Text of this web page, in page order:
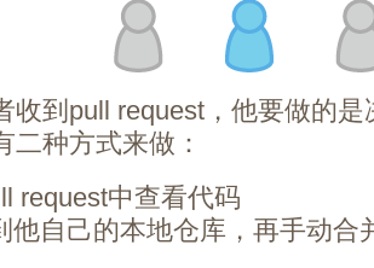
收到pull request，他要做的
二种方式来做：
request中查看代码
他自己的本地仓库，再手动合